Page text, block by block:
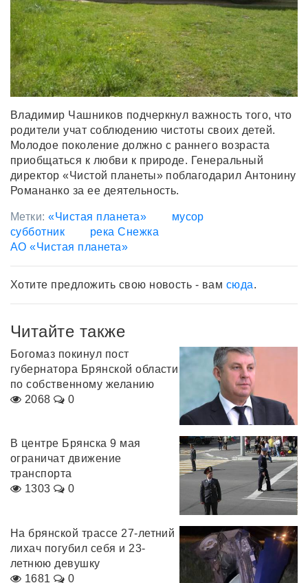
Владимир Чашников подчеркнул важность того, что
родители учат соблюдению чистоты своих детей.
Молодое поколение должно с раннего возраста
приобщаться к любви к природе. Генеральный
директор «Чистой планеты» поблагодарил Антонину
Романанко за ее деятельность.
Метки:«Чистая планета»
мусор
субботник
река Снежка
АО «Чистая планета»
Хотите предложить свою новость - вам сюда.
Читайте также
Богомаз покинул пост
губернатора Брянской области
по собственному желанию
2068
0
В центре Брянска 9 мая
ограничат движение
транспорта
1303
0
На брянской трассе 27-летний
лихач погубил себя и 23-
летнюю девушку
1681
0